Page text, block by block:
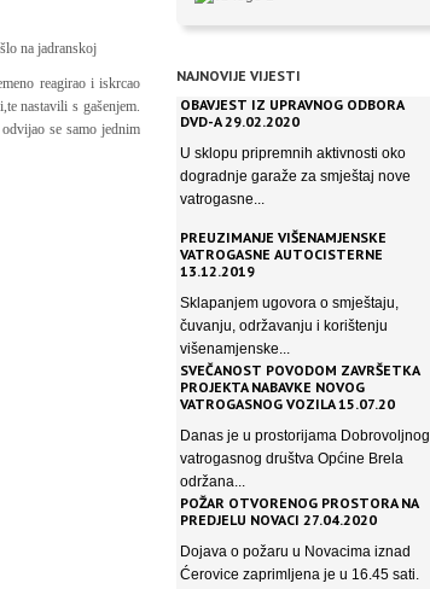
na jadranskoj
reagirao i iskrcao
nastavili s gašenjem.
se samo jednim
NAJNOVIJE VIJESTI
OBAVJEST IZ UPRAVNOG ODBORA
DVD-A 29.02.2020
U sklopu pripremnih aktivnosti oko
dogradnje garaže za smještaj nove
vatrogasne...
PREUZIMANJE VIŠENAMJENSKE
VATROGASNE AUTOCISTERNE
13.12.2019
Sklapanjem ugovora o smještaju,
čuvanju, održavanju i korištenju
višenamjenske...
SVEČANOST POVODOM ZAVRŠETKA
PROJEKTA NABAVKE NOVOG
VATROGASNOG VOZILA 15.07.20
Danas je u prostorijama Dobrovoljnog
vatrogasnog društva Općine Brela
održana...
POŽAR OTVORENOG PROSTORA NA
PREDJELU NOVACI 27.04.2020
Dojava o požaru u Novacima iznad
Ćerovice zaprimljena je u 16.45 sati.